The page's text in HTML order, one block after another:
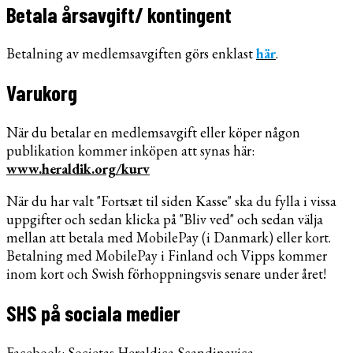
Betala årsavgift/ kontingent
Betalning av medlemsavgiften görs enklasthär.
Varukorg
När du betalar en medlemsavgift eller köper någon
publikation kommer inköpen att synas här:
www.heraldik.org/kurv
När du har valt "Fortsæt til siden Kasse" ska du fylla i vissa
uppgifter och sedan klicka på "Bliv ved" och sedan välja
mellan att betala med MobilePay (i Danmark) eller kort.
Betalning med MobilePay i Finland och Vipps kommer
inom kort och Swish förhoppningsvis senare under året!
SHS på sociala medier